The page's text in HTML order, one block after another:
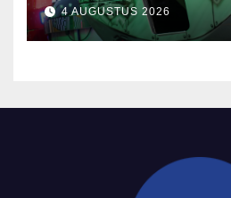
4 AUGUSTUS 2026